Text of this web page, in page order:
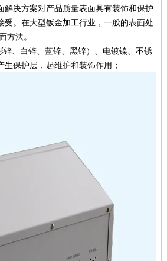
解决方案对产品质量表面具有装饰和保护
受。在大型钣金加工行业，一般的表面处
方法。
锌、白锌、蓝锌、黑锌）、电镀镍、不锈
保护层，起维护和装饰作用；